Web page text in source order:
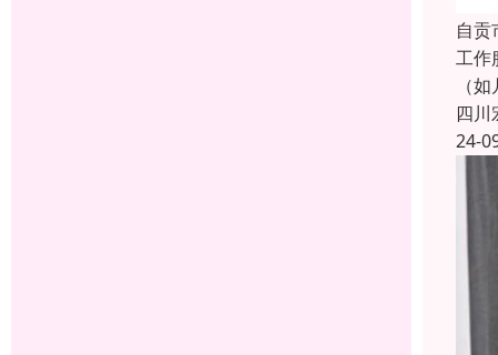
自
工作
（
四川
24-